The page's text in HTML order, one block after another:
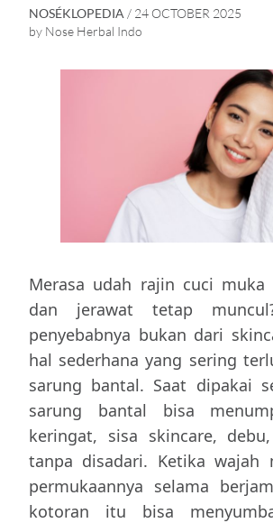
NOSÉKLOPEDIA / 24 OCTOBER 2025
by Nose Herbal Indo
Merasa udah rajin cuci
dan jerawat tetap
penyebabnya bukan dari
hal sederhana yang sering
sarung bantal. Saat dipakai
sarung bantal bisa
keringat, sisa skincare,
tanpa disadari. Ketika wajah
permukaannya selama
kotoran itu bisa